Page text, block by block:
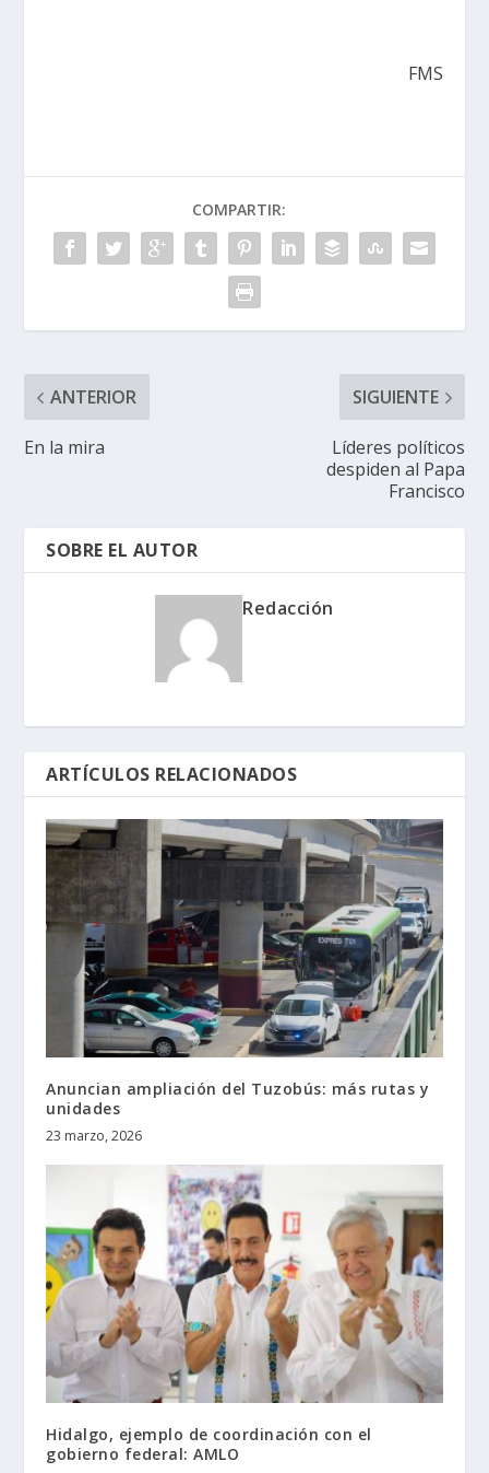
FMS
COMPARTIR:
ANTERIOR
En la mira
SIGUIENTE
Líderes políticos
despiden al Papa
Francisco
SOBRE EL AUTOR
Redacción
ARTÍCULOS RELACIONADOS
Anuncian ampliación del Tuzobús: más rutas y
unidades
23 marzo, 2026
Hidalgo, ejemplo de coordinación con el
gobierno federal: AMLO